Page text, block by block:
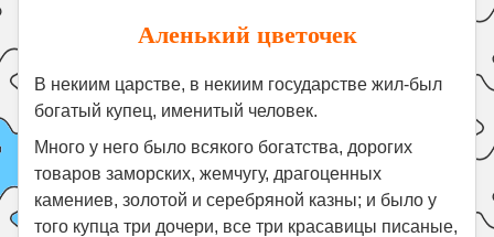
Аленький цветочек
В некиим царстве, в некиим государстве жил-был
богатый купец, именитый человек.
Много у него было всякого богатства, дорогих
товаров заморских, жемчугу, драгоценных
камениев, золотой и серебряной казны; и было у
того купца три дочери, все три красавицы писаные,